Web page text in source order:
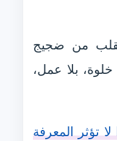
من ضجيج
بلا عمل،
لا تؤثر المعرفة